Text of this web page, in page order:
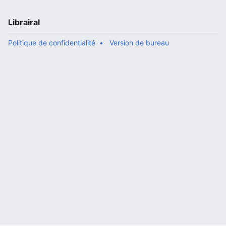
Librairal
Politique de confidentialité Version de bureau